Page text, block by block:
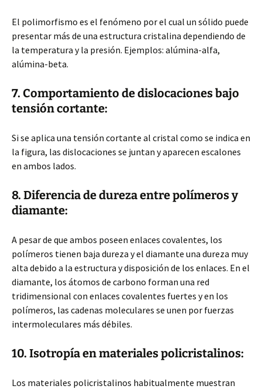
El polimorfismo es el fenómeno por el cual un sólido puede
presentar más de una estructura cristalina dependiendo de
la temperatura y la presión. Ejemplos: alúmina-alfa,
alúmina-beta.
7. Comportamiento de dislocaciones bajo
tensión cortante:
Si se aplica una tensión cortante al cristal como se indica en
la figura, las dislocaciones se juntan y aparecen escalones
en ambos lados.
8. Diferencia de dureza entre polímeros y
diamante:
A pesar de que ambos poseen enlaces covalentes, los
polímeros tienen baja dureza y el diamante una dureza muy
alta debido a la estructura y disposición de los enlaces. En el
diamante, los átomos de carbono forman una red
tridimensional con enlaces covalentes fuertes y en los
polímeros, las cadenas moleculares se unen por fuerzas
intermoleculares más débiles.
10. Isotropía en materiales policristalinos:
Los materiales policristalinos habitualmente muestran